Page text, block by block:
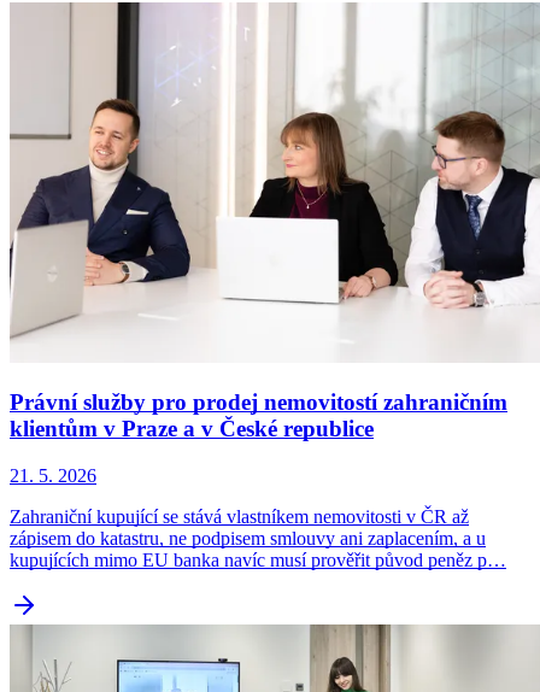
Právní služby pro prodej nemovitostí zahraničním
klientům v Praze a v České republice
21. 5. 2026
Zahraniční kupující se stává vlastníkem nemovitosti v ČR až
zápisem do katastru, ne podpisem smlouvy ani zaplacením, a u
kupujících mimo EU banka navíc musí prověřit původ peněz p…